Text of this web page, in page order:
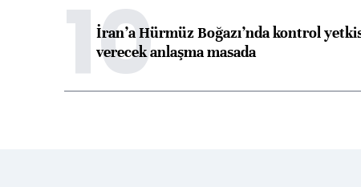
10
İran’a Hürmüz Boğazı’nda kontrol
verecek anlaşma masada